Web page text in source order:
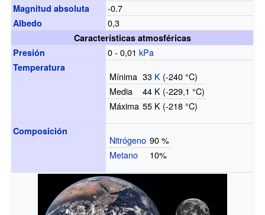
Magnitud absoluta -0.7
Albedo 0,3
Características atmosféricas
Presión
0 - 0,01kPa
Temperatura
Mínima 33 K (-240°C)
Media
44 K (-229,1 °C)
Máxima 55 K (-218°C)
Composición
Nitrógeno 90%
Metano
10%